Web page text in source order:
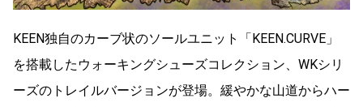
KEEN独自のカーブ状のソールユニット「KEEN.CURVE」
を搭載したウォーキングシューズコレクション、WKシリ
ーズのトレイルバージョンが登場。緩やかな山道からハー